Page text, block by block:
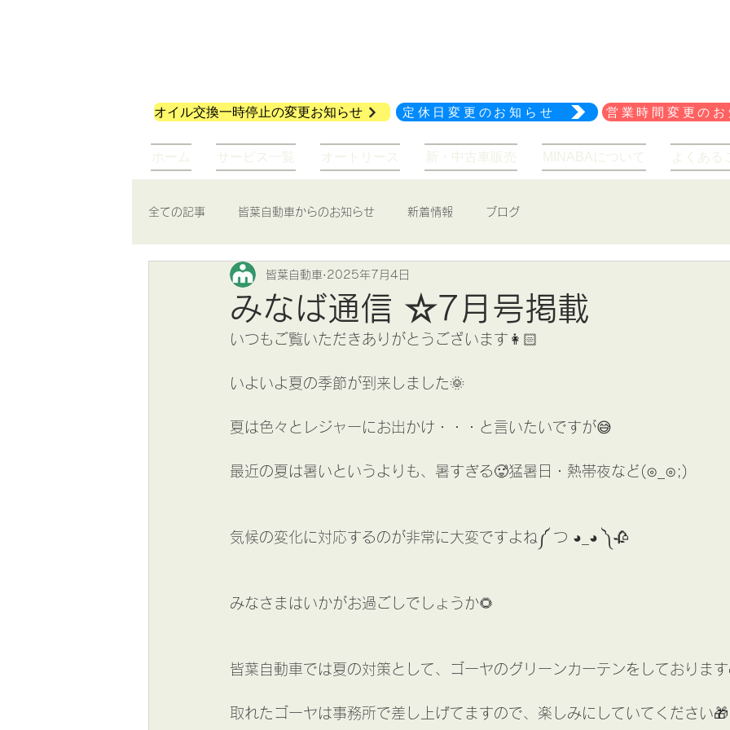
オイル交換一時停止の変更お知らせ
定休日変更のお知らせ 営業時間変更の
ホーム サービス一覧 オートリース 新・中古車販売 MINABAについて よくある
全ての記事 皆葉自動車からのお知らせ 新着情報 ブログ
みなば通信 ☆7月号掲載
皆葉自動車 2025年7月4日
いつもご覧いただきありがとうございます👩🏻
いよいよ夏の季節が到来しました🌞
夏は色々とレジャーにお出かけ・・・と言いたいですが😅
最近の夏は暑いというよりも、暑すぎる🥵猛暑日・熱帯夜など(⊙_⊙;)
気候の変化に対応するのが非常に大変ですよね༼ つ ◕_◕ ༽🥀
みなさまはいかがお過ごしでしょうか🌻
皆葉自動車では夏の対策として、ゴーヤのグリーンカーテンをしておりま
取れたゴーヤは事務所で差し上げてますので、楽しみにしていてください🎁